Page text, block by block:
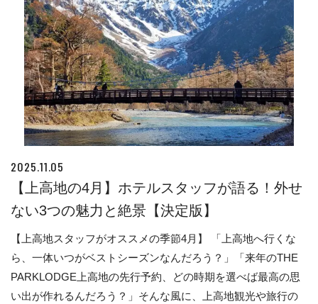
2025.11.05
【上高地の4月】ホテルスタッフが語る！外せ
ない3つの魅力と絶景【決定版】
【上高地スタッフがオススメの季節4月】 「上高地へ行くな
ら、一体いつがベストシーズンなんだろう？」「来年のTHE
PARKLODGE上高地の先行予約、どの時期を選べば最高の思
い出が作れるんだろう？」そんな風に、上高地観光や旅行の